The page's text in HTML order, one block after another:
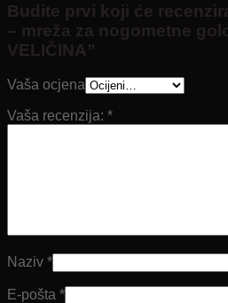
Budite prvi koji će
– mreža za nogometne
VELIČINA”
Vaša ocjena
Vaša recenzija: *
Naziv *
E-pošta *